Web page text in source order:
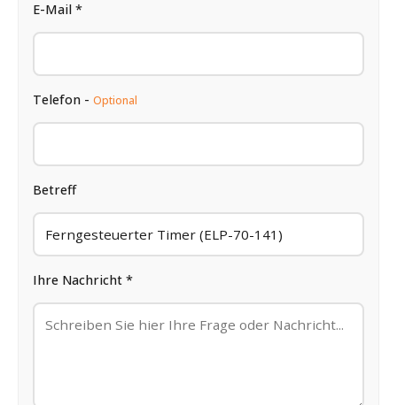
E-Mail *
Telefon - Optional
Betreff
Ihre Nachricht *